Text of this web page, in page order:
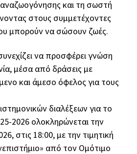
και τη σωστή
στους συμμετέχοντες
μπορούν να σώσουν ζωές.
να προσφέρει γνώση
μέσα από δράσεις με
και άμεσο όφελος για τους
διαλέξεων για το
2026 ολοκληρώνεται την
στις 18:00, με την τιμητική
από τον Ομότιμο